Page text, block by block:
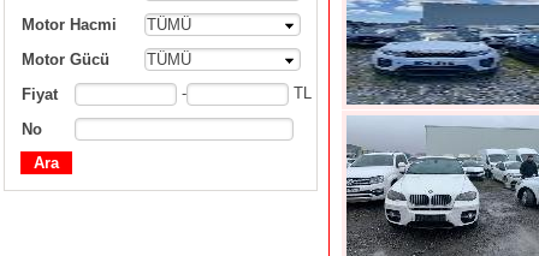
Motor Hacmi
TÜMÜ
Motor Gücü
TÜMÜ
Fiyat
- TL
No